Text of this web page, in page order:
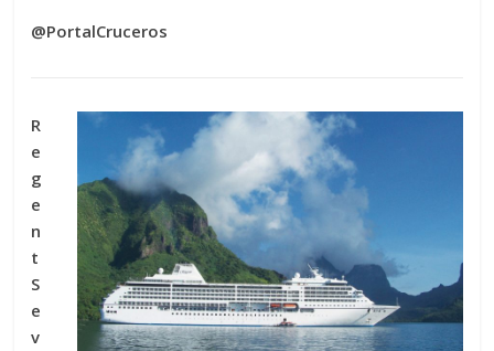
@PortalCruceros
R
e
g
e
n
t
S
e
v